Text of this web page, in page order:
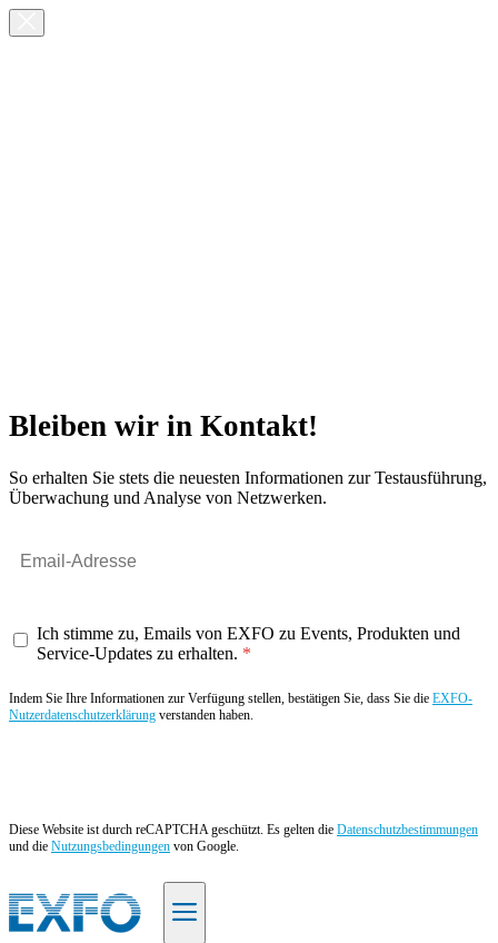
Bleiben wir in Kontakt!
So erhalten Sie stets die neuesten Informationen zur Testausführung,
Überwachung und Analyse von Netzwerken.
Ich stimme zu, Emails von EXFO zu Events, Produkten und
Service-Updates zu erhalten.
Indem Sie Ihre Informationen zur Verfügung stellen, bestätigen Sie, dass Sie die EXFO-
Nutzerdatenschutzerklärung verstanden haben.
Diese Website ist durch reCAPTCHA geschützt. Es gelten die Datenschutzbestimmungen
und die Nutzungsbedingungen von Google.